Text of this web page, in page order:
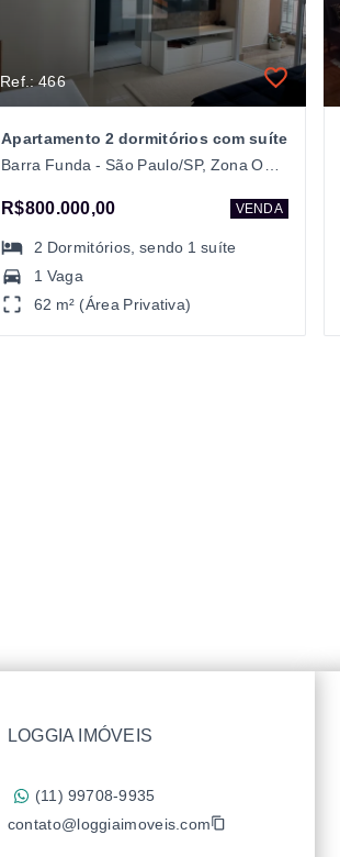
Ref.: 466
Apartamento 2 dormitórios com suíte
R$800.000,00 VENDA
2 Dormitórios , sendo 1 suíte
1 Vaga
62 m² (Área Privativa)
LOGGIA IMÓVEIS
(11) 99708-9935
contato@loggiaimoveis.com